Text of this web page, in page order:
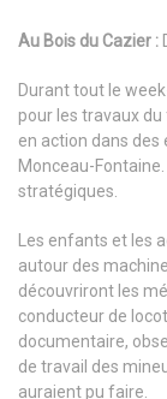
Au Bois du Cazier :
Durant tout le
pour les travaux
en action dans
Monceau-
stratégiques.
Les enfants et les
autour des
découvriront les
conducteur de
documentaire,
de travail des
auraient pu faire.